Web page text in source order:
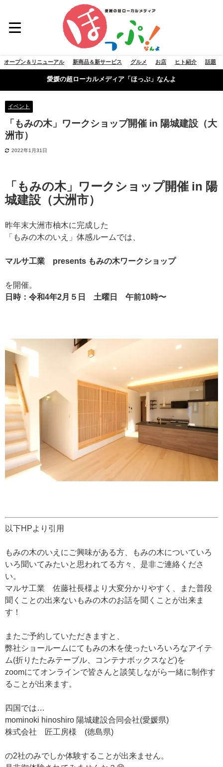
オープン＆リニューアル 新商品＆新サービス グルメ お店 ヒト紹介 話題
愛媛の超ローカルメディア「ほっぷ」なんよ
イベント
「もみの木」ワークショップ開催 in 陽城建設（大
洲市）
2022年1月31日
「もみの木」ワークショップ開催 in 陽
城建設（大洲市）
昨年末大洲市柚木に完成した
「もみの木のいえ」体感ルームでは、
マルサ工業 presents もみの木ワークショップ
を開催。
日時：令和4年2月５日 土曜日 午前10時〜
以下HPより引用
もみの木のいえにご興味がある方、もみの木についていろ
いろ聞いてみたいと思われてる方々、是非ご連絡くださ
い。
マルサ工業 佐藤社長様より大変分かりやすく、また普段
聞くことの出来ないもみの木のお話を聞くことが出来ま
す！
またご予約していただきますと、
弊社ショールームにてもみの木を使ったいろいろなアイテ
ム(折りたたみテーブル、コンテナボックスなど)を
zoomにてオンラインで皆さんと談笑しながら一緒に制作す
ることが出来ます。
四国では…
mominoki hinoshiro 陽城建設合同会社(愛媛県)
株式会社 匠工房様 (徳島県)
の2社のみでしか体験することが出来ません。